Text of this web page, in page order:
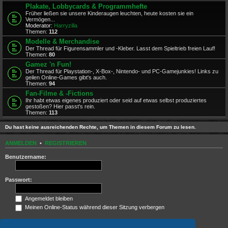
Plakate, Lobbycards & Programmhefte
Früher ließen sie unsere Kinderaugen leuchten, heute kosten sie ein
Vermögen...
Moderator: Harryzilla
Themen: 112
Modelle & Merchandise
Der Thread für Figurensammler und -Kleber. Lasst dem Spieltrieb freien Lauf!
Themen: 80
Gamez 'n Fun!
Der Thread für Playstation-, X-Box-, Nintendo- und PC-Gamejunkies! Links zu
geilen Online-Games gibt's auch.
Themen: 94
Fan-Filme & -Fictions
Ihr habt etwas eigenes produziert oder seid auf etwas selbst produziertes
gestoßen? Hier passt's rein.
Themen: 113
Du hast keine ausreichenden Rechte, um Themen in diesem Forum zu lesen.
ANMELDEN • REGISTRIEREN
Benutzername:
Passwort:
Angemeldet bleiben
Meinen Online-Status während dieser Sitzung verbergen